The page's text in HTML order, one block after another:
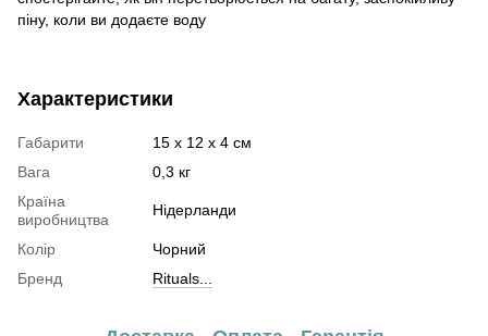
піну, коли ви додаєте воду
Характеристики
Габарити
15 х 12 х 4 см
Вага
0,3 кг
Країна
виробництва
Нідерланди
Колір
Чорний
Бренд
Rituals...